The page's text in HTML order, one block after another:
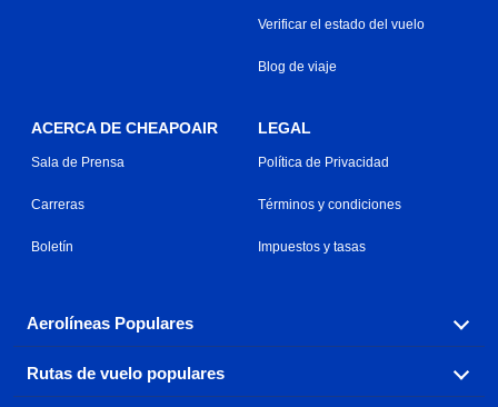
Verificar el estado del vuelo
Blog de viaje
ACERCA DE CHEAPOAIR
Sala de Prensa
Carreras
Boletín
LEGAL
Política de Privacidad
Términos y condiciones
Impuestos y tasas
Aerolíneas Populares
Explora nuestras opciones de tarifas aéreas baratas por
aerolínea, con más de 500 opciones para elegir.
Rutas de vuelo populares